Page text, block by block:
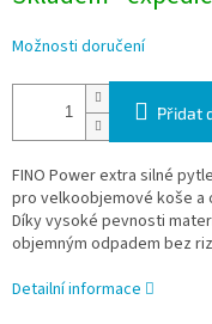
Možnosti doručení
Přidat
FINO Power extra silné
pro velkoobjemové koše a
Díky vysoké pevnosti
objemným odpadem bez
Detailní informace